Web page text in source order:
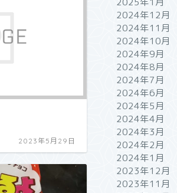
2023年5月29日
2024年12月
2024年11月
2024年10月
2024年9月
2024年8月
2024年7月
2024年6月
2024年5月
2024年4月
2024年3月
2024年2月
2024年1月
2023年12月
2023年11月